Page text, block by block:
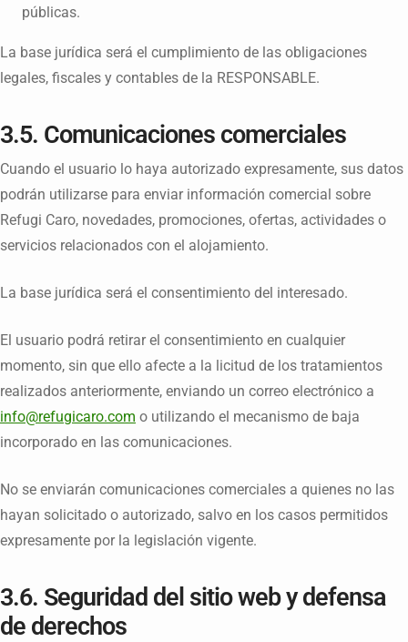
públicas.
La base jurídica será el cumplimiento de las obligaciones
legales, fiscales y contables de la RESPONSABLE.
3.5. Comunicaciones comerciales
Cuando el usuario lo haya autorizado expresamente, sus datos
podrán utilizarse para enviar información comercial sobre
Refugi Caro, novedades, promociones, ofertas, actividades o
servicios relacionados con el alojamiento.
La base jurídica será el consentimiento del interesado.
El usuario podrá retirar el consentimiento en cualquier
momento, sin que ello afecte a la licitud de los tratamientos
realizados anteriormente, enviando un correo electrónico a
info@refugicaro.com o utilizando el mecanismo de baja
incorporado en las comunicaciones.
No se enviarán comunicaciones comerciales a quienes no las
hayan solicitado o autorizado, salvo en los casos permitidos
expresamente por la legislación vigente.
3.6. Seguridad del sitio web y defensa
de derechos